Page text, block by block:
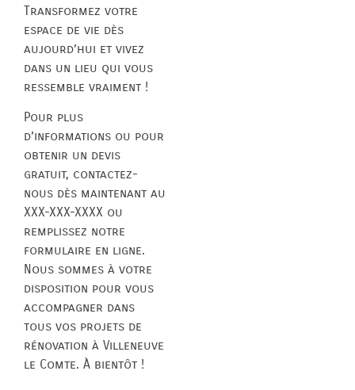
Transformez votre
espace de vie dès
aujourd’hui et vivez
dans un lieu qui vous
ressemble vraiment !
Pour plus
d’informations ou pour
obtenir un devis
gratuit, contactez-
nous dès maintenant au
XXX-XXX-XXXX ou
remplissez notre
formulaire en ligne.
Nous sommes à votre
disposition pour vous
accompagner dans
tous vos projets de
rénovation à Villeneuve
le Comte. À bientôt !